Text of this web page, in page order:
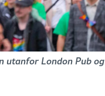
utanfor London Pub og